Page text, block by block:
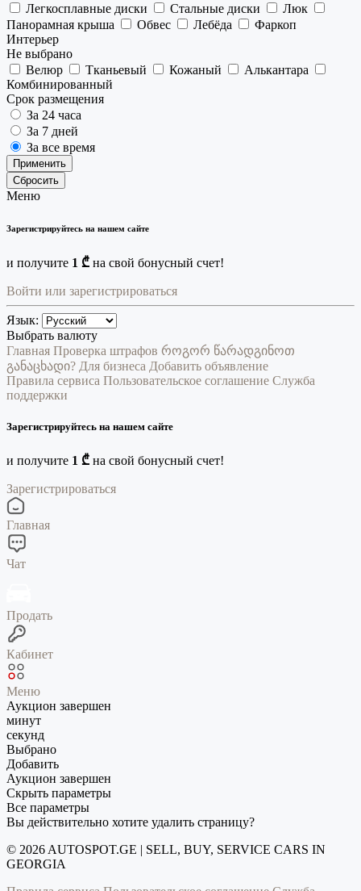
Легкосплавные диски
Стальные диски
Люк
Панорамная крыша
Обвес Лебёда
Фаркоп
Интерьер
Не выбрано
Велюр
Тканьевый Кожаный
Алькантара
Комбинированный
Срок размещения
За 24 часа
За 7 дней
За все время
Применить
Сбросить
Меню
Зарегистрируйтесь на нашем сайте
и получите 1 ₾ на свой бонусный счет!
Войти или зарегистрироваться
Язык:
Выбрать валюту
Главная Проверка штрафов როგორ წარადგინოთ
განაცხადი? Для бизнеса Добавить объявление
Правила сервиса Пользовательское соглашение Служба
поддержки
Зарегистрируйтесь на нашем сайте
и получите 1 ₾ на свой бонусный счет!
Зарегистрироваться
Главная
Чат
Продать
Кабинет
Меню
Аукцион завершен
минут
секунд
Выбрано
Добавить
Аукцион завершен
Скрыть параметры
Все параметры
Вы действительно хотите удалить страницу?
© 2026 AUTOSPOT.GE | SELL, BUY, SERVICE CARS IN
GEORGIA